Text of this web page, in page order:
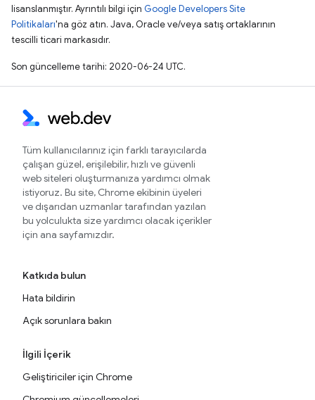
lisanslanmıştır. Ayrıntılı bilgi için Google Developers Site
Politikaları'na göz atın. Java, Oracle ve/veya satış ortaklarının
tescilli ticari markasıdır.
Son güncelleme tarihi: 2020-06-24 UTC.
Tüm kullanıcılarınız için farklı tarayıcılarda
çalışan güzel, erişilebilir, hızlı ve güvenli
web siteleri oluşturmanıza yardımcı olmak
istiyoruz. Bu site, Chrome ekibinin üyeleri
ve dışarıdan uzmanlar tarafından yazılan
bu yolculukta size yardımcı olacak içerikler
için ana sayfamızdır.
Katkıda bulun
Hata bildirin
Açık sorunlara bakın
İlgili İçerik
Geliştiriciler için Chrome